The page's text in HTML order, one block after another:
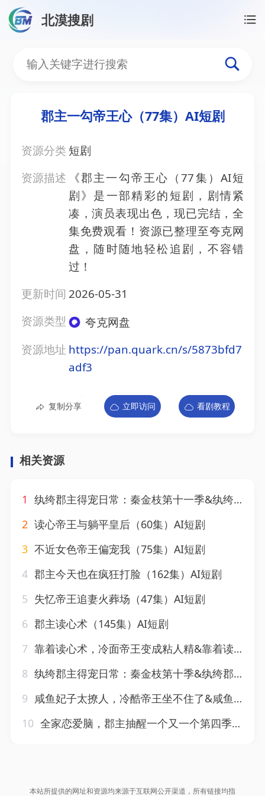
北漠搜剧
郡主一勾帝王心（77集）
郡主一勾帝王心（77集）AI短剧
资源分类 短剧
资源描述
《郡主一勾帝王心（77集）AI短
剧》是一部精彩的短剧，剧情紧
凑，演员表现出色，现已完结，全
集免费观看！资源已整理至夸克网
盘，随时随地轻松追剧，不容错
过！
更新时间 2026-05-31
资源类型
夸克网盘
资源地址 https://pan.quark.cn/s/5873bfd7
adf3
复制分享 立即访问 看剧教程
相关资源
1 纨绔郡主得宠日常：秦金枝第十一季&纨绔郡主得宠日常秦金枝第十一季（119集）AI短剧
2 读心帝王与躺平皇后（60集）AI短剧
3 不近女色帝王偏宠我（75集）AI短剧
4 郡主今天也在疯狂打脸（162集）AI短剧
5 失忆帝王追妻火葬场（47集）AI短剧
6 郡主读心术（145集）AI短剧
7 靠着读心术，冷面帝王变成粘人精&靠着读心术冷面帝王变成粘人精（31集）AI短剧
8 纨绔郡主得宠日常：秦金枝第十季&纨绔郡主得宠日常秦金枝第十季（112集）AI短剧
9 咸鱼妃子太撩人，冷酷帝王坐不住了&咸鱼妃子太撩人冷酷帝王坐不住了（64集）AI短剧
10 全家恋爱脑，郡主抽醒一个又一个第四季&全家恋爱脑郡主抽醒一个又一个第四季（123集）AI短剧
本站所提供的网址和资源均来源于互联网公开渠道，所有链接均指